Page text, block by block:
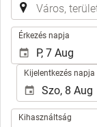
Érkezés napja
Kijelentkezés napja
Kihasználtság
Kihasználtság